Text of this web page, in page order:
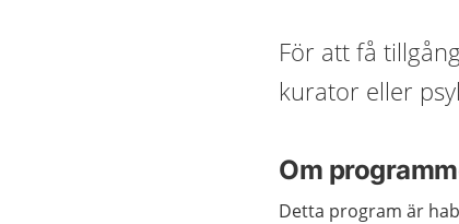
För att få
kurator eller
Om
Detta program är